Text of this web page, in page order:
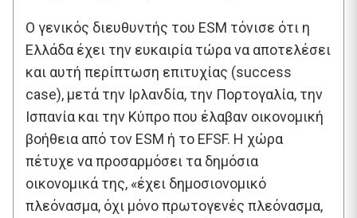
Ο γενικός διευθυντής του ESM τόνισε ότι η
Ελλάδα έχει την ευκαιρία τώρα να αποτελέσει
και αυτή περίπτωση επιτυχίας (success
case), μετά την Ιρλανδία, την Πορτογαλία, την
Ισπανία και την Κύπρο που έλαβαν οικονομική
βοήθεια από τον ESM ή το EFSF. Η χώρα
πέτυχε να προσαρμόσει τα δημόσια
οικονομικά της, «έχει δημοσιονομικό
πλεόνασμα, όχι μόνο πρωτογενές πλεόνασμα,